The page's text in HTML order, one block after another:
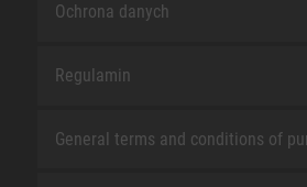
Ochrona danych
Regulamin
General terms and conditions of